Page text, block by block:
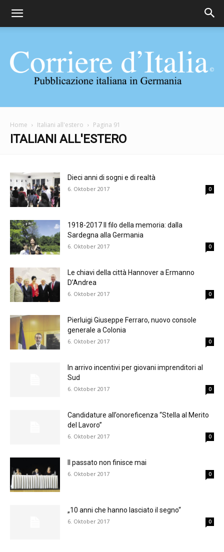
Corriere
Home Italiani all'estero Pagina 91
ITALIANI ALL'ESTERO
Dieci anni di sogni e di realtà
6. Oktober 2017 0
1918-2017 Il filo della memoria: dalla
Sardegna alla Germania
6. Oktober 2017 0
Le chiavi della città Hannover a Ermanno
D’Andrea
6. Oktober 2017 0
Pierluigi Giuseppe Ferraro, nuovo console
generale a Colonia
6. Oktober 2017 0
In arrivo incentivi per giovani imprenditori al
Sud
6. Oktober 2017 0
Candidature all’onoreficenza “Stella al Merito
del Lavoro”
6. Oktober 2017 0
Il passato non finisce mai
6. Oktober 2017 0
„10 anni che hanno lasciato il segno“
6. Oktober 2017 0